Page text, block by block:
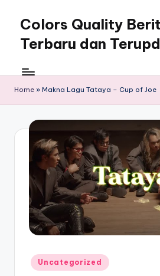
content
Colors Quality
Terbaru dan
Home » Makna Lagu Tataya – Cup of Joe
Posted
in
Uncategorized